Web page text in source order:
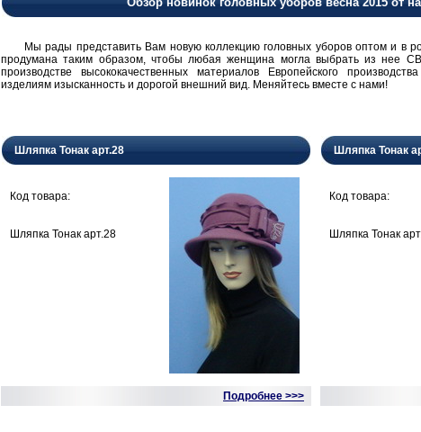
Мы рады представить Вам новую коллекцию головных уборов оптом и в
продумана таким образом, чтобы любая женщина могла выбрать из нее
производстве высококачественных материалов Европейского
изделиям изысканность и дорогой внешний вид. Меняйтесь вместе с нами!
Шляпка Тонак арт.28
Код товара:
Шляпка Тонак арт.28
Подробнее >>>
Шляпка Тонак
Код товара:
Шляпка Тонак